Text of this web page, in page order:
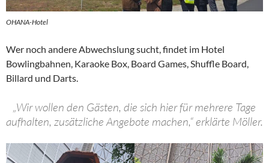
OHANA-Hotel
Wer noch andere Abwechslung sucht, findet im Hotel
Bowlingbahnen, Karaoke Box, Board Games, Shuffle Board,
Billard und Darts.
„Wir wollen den Gästen, die sich hier für mehrere Tage
aufhalten, zusätzliche Angebote machen,“ erklärte Möller.